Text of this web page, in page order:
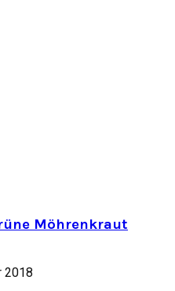
Möhrenkraut
2018